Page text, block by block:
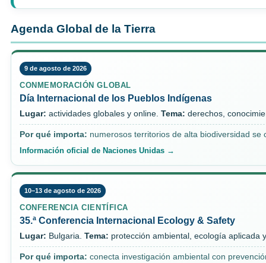
Agenda Global de la Tierra
9 de agosto de 2026
CONMEMORACIÓN GLOBAL
Día Internacional de los Pueblos Indígenas
Lugar: actividades globales y online. Tema: derechos,
Por qué importa: numerosos territorios de alta biodiversidad
Información oficial de Naciones Unidas →
10–13 de agosto de 2026
CONFERENCIA CIENTÍFICA
35.ª Conferencia Internacional Ecology & Safety
Lugar: Bulgaria. Tema: protección ambiental, ecología aplicada
Por qué importa: conecta investigación ambiental con